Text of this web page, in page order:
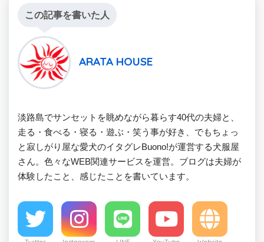
この記事を書いた人
ARATA HOUSE
淡路島でサンセットを眺めながら暮らす40代の夫婦と、
走る・食べる・寝る・遊ぶ・笑う事が好き、でもちょっ
と寂しがり屋な愛犬のイタグレBuono!が運営する犬服屋
さん。色々なWEB関連サービスを運営。ブログは夫婦が
体験したこと、感じたことを書いています。